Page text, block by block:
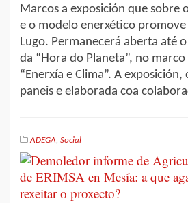
Marcos a exposición que sobre
e o modelo enerxético
Lugo. Permanecerá aberta até
da “Hora do Planeta”, no marco
“Enerxía e Clima”. A
paneis e elaborada coa
ADEGA, Social